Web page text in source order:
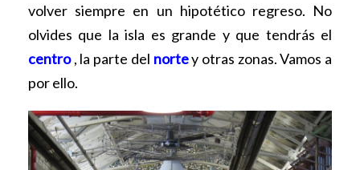
volver siempre en un hipotético regreso. No
olvides que la isla es grande y que tendrás el
centro, la parte del nortey otras zonas. Vamos a
por ello.